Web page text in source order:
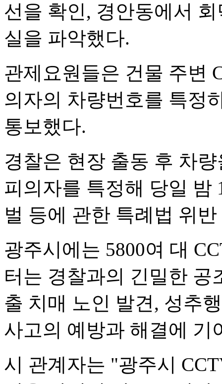
선을 확인, 경안동에서
실을 파악했다.
관제요원들은 건물 주변
의자의 차량번호를 특정
통보했다.
경찰은 현장 출동 후 차
피의자를 특정해 당일 밤
벌 등에 관한 특례법 위
광주시에는 5800여 대
터는 경찰과의 긴밀한 공
출 치매 노인 발견, 성추
사고의 예방과 해결에 기
시 관계자는 "광주시